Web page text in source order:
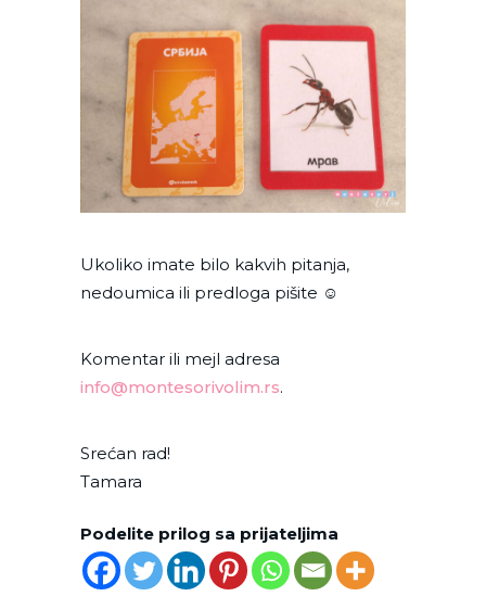
Ukoliko imate bilo kakvih pitanja,
nedoumica ili predloga pišite ☺
Komentar ili mejl adresa
info@montesorivolim.rs.
Srećan rad!
Tamara
Podelite prilog sa prijateljima